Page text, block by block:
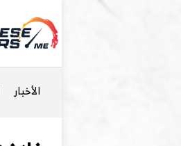
الأخبار